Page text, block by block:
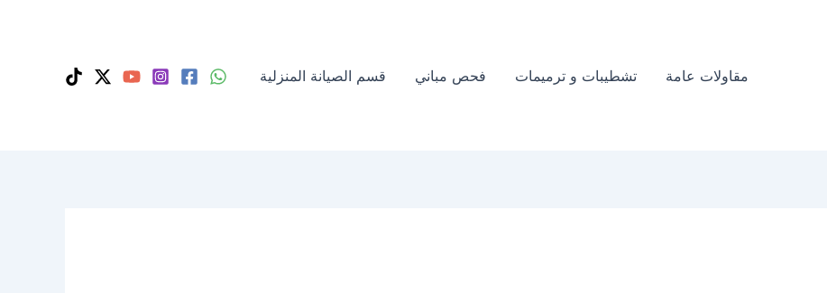
مقاولات عامة
تشطيبات و ترميمات فحص مباني قسم الصيانة المنزلية